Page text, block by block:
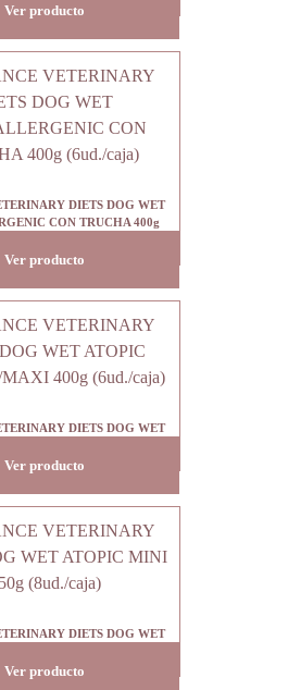
Ver producto
DIETS DOG WET
CON TRUCHA 400g
Ver producto
DIETS DOG WET
Ver producto
DIETS DOG WET
Ver producto